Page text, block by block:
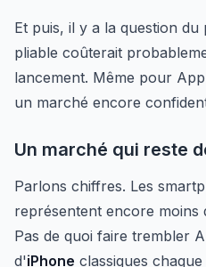
Et puis, il y a la question du
pliable coûterait
lancement. Même pour
un marché encore
Un marché qui reste
Parlons chiffres. Les
représentent encore moins
Pas de quoi faire trembler
d'iPhone classiques